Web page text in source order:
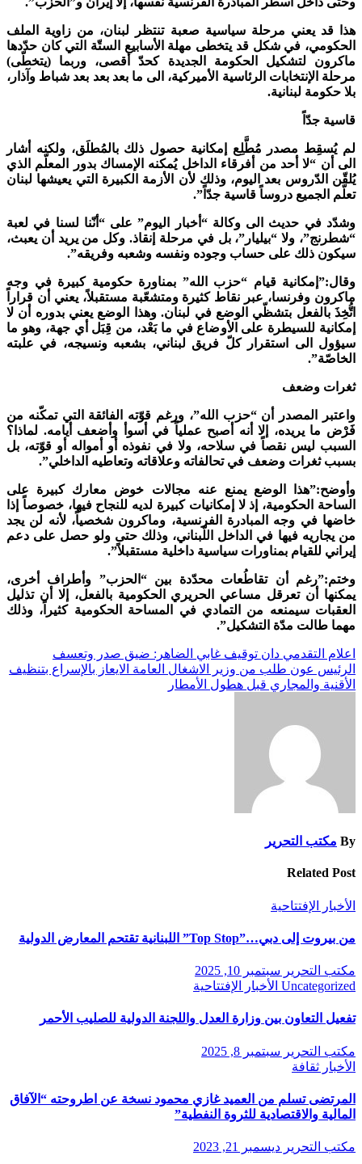
هذا قد يعني مرحلة سياسية صعبة تنتظر لبنان، من زاوية الملف
الحكومي، في شكل قد يتخطى مهلة الأسابيع الستّة التي كان حدّدها
ماكرون لتشكيل الحكومة الجديدة كحدّ أقصى، وربما (يتخطّى)
مرحلة الإنتخابات الرئاسية الأميركية، الى ما بعد بعد بعد شباط وآذار،
بلا حكومة لبنانية.
قاسية جدّاً
لم يُسقِط مصدر مُطَّلِع إمكانية حصول ذلك بالمُطلَق، ولكنه أشار
الى أن “لا أحد من أفرقاء الداخل يُمكنه الإمساك بدور المعلّم الذي
يُلقّن الدّروس بعد اليوم، وذلك لأن الأزمة الكبيرة التي يعيشها لبنان
تعلّم الجميع دروساً قاسية جدّاً”.
وشدّد في حديث الى وكالة “أخبار اليوم” على “أنّنا لسنا في لعبة
“شطرنج”، ولا “بيليار”، بل في مرحلة إنقاذ. وكل من يريد أن يعبث،
سيكون ذلك على حساب وجوده ونفسه وشعبه وفريقه”.
وقال:”إمكانية قيام “حزب الله” بمناورة حكومية كبيرة في وجه
ماكرون وفرنسا، عبر نقاط كثيرة ومتشعّبة مستقبلاً، يعني أن قراراً
اتُّخِذَ بالفعل بتشظّي الوضع في لبنان. وهذا الوضع يعني بدوره أن لا
إمكانية للسيطرة على الأوضاع في ما بَعْد، من قِبَل أي جهة، وهو ما
سيؤول الى استقرار كلّ فريق لبناني، بشعبه ونسيجه، في علبته
الخاصّة”.
ثغرات وضعف
واعتبر المصدر أن “حزب الله”، ورغم قوّته الفائقة التي تمكّنه من
فَرْض ما يريده، إلا أنه أصبح عملياً في أسوأ وأضعف أيامه. لماذا؟
السبب ليس نقصاً في سلاحه، ولا في نفوذه أو أمواله أو قوّته، بل
بسبب ثغرات وضعف في تحالفاته وعلاقاته وتعاطيه الداخلي”.
وأوضح:”هذا الوضع يمنع عنه مجالات خوض معارك كبيرة على
الساحة الحكومية، إذ لا إمكانيات كبيرة لديه للنجاح فيها، خصوصاً إذا
خاضها في وجه المبادرة الفرنسية، وماكرون شخصياً، لأنه لن يجد
من يجاريه فيها في الداخل اللّبناني، وذلك حتى ولو حصل على دعم
إيراني للقيام بمناورات سياسية داخلية مستقبلاً”.
وختم:”رغم أن تقاطُعات محدّدة بين “الحزب” وأطراف أخرى،
يمكنها أن تعرقل مساعي الحريري الحكومية بالفعل، إلا أن تذليل
العقبات سيمنعه من التمادي في المساحة الحكومية كثيراً، وذلك
مهما طالت مدّة التشكيل”.
تصفّح
المقالات
اعلام التقدمي دان توقيف غابي الضاهر: ضيق صدر وتعسف
الرئيس عون طلب من وزير الاشغال العامة الايعاز بالإسراع بتنظيف
الأقنية والمجاري قبل هطول الأمطار
By مكتب التحرير
Related Post
الأخبار الإفتتاحية
من بيروت إلى دبي…”Top Stop” اللبنانية تقتحم المعارض الدولية
مكتب التحرير سبتمبر 10, 2025
Uncategorized الأخبار الإفتتاحية
تفعيل التعاون بين وزارة العدل واللجنة الدولية للصليب الأحمر
مكتب التحرير سبتمبر 8, 2025
الأخبار ثقافة
المرتضى تسلم من العميد غازي محمود نسخة عن اطروحته “الآفاق
المالية والاقتصادية للثروة النفطية”
مكتب التحرير ديسمبر 21, 2023